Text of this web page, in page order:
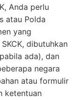
Anda perlu
atau Polda
yang
dibutuhkan
ada), dan
negara
atau formulir
ketentuan